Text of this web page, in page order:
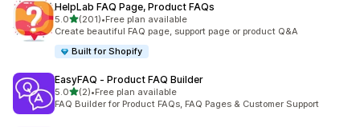
HelpLab FAQ Page, Product FAQs
5.0滿分 5 顆星
(201)
共有 201 則評價
•Free plan available
Create beautiful FAQ page, support page or product Q&A
Built for Shopify
EasyFAQ ‑ Product FAQ Builder
5.0滿分 5 顆星
(2)
共有 2 則評價
•Free plan available
FAQ Builder for Product FAQs, FAQ Pages & Customer Support